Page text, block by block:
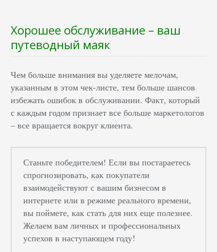
Хорошее обслуживание – ваш
путеводный маяк
Чем больше внимания вы уделяете мелочам,
указанным в этом чек-листе, тем больше шансов
избежать ошибок в обслуживании. Факт, который
с каждым годом признает все больше маркетологов
– все вращается вокруг клиента.
Станьте победителем! Если вы постараетесь
спрогнозировать, как покупатели
взаимодействуют с вашим бизнесом в
интернете или в режиме реального времени,
вы поймете, как стать для них еще полезнее.
Желаем вам личных и профессиональных
успехов в наступающем году!